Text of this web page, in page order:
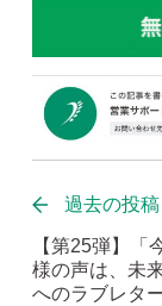
過去の投稿
【第25弾】「
様の声は、未
へのラブレ